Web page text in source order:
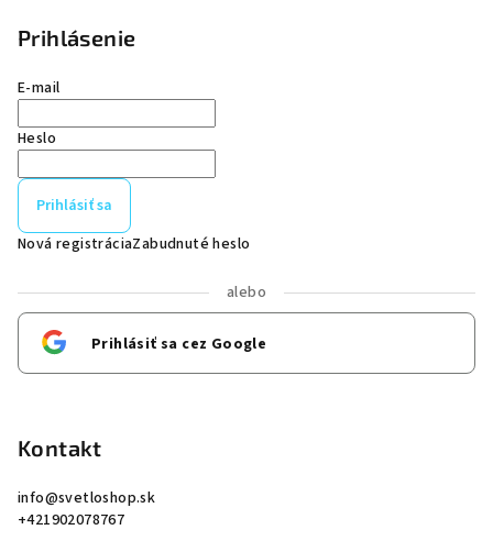
Prihlásenie
E-mail
Heslo
Prihlásiť sa
Nová registráciaZabudnuté heslo
alebo
Prihlásiť sa cez Google
Kontakt
info@svetloshop.sk
+421902078767